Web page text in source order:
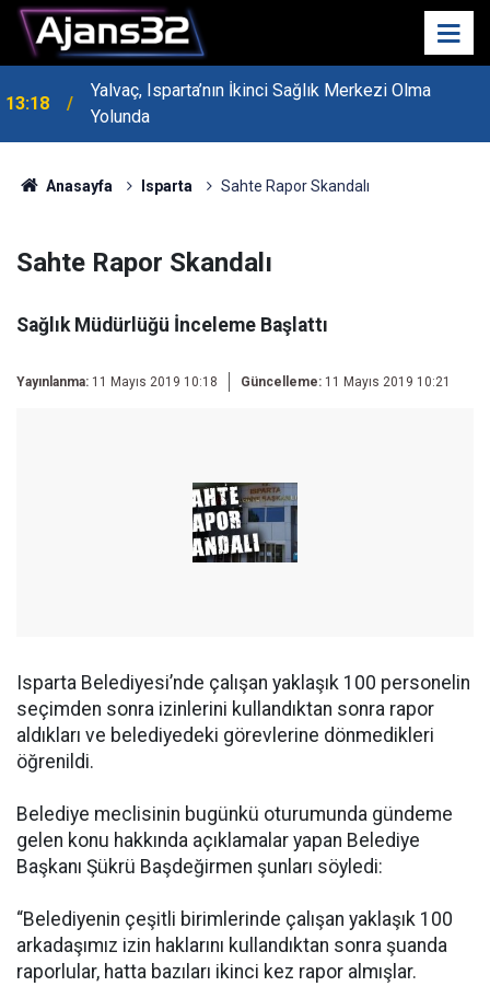
13:18
Yalvaç, Isparta’nın İkinci Sağlık Merkezi Olma
Yolunda
MHP Genel Başkan Yardımcısı Bayraktar Isparta’da
Konuştu
Anasayfa Isparta Sahte Rapor Skandalı
Sahte Rapor Skandalı
Sağlık Müdürlüğü İnceleme Başlattı
Yayınlanma: 11 Mayıs 2019 10:18 Güncelleme: 11 Mayıs 2019 10:21
Isparta Belediyesi’nde çalışan yaklaşık 100 personelin
seçimden sonra izinlerini kullandıktan sonra rapor
aldıkları ve belediyedeki görevlerine dönmedikleri
öğrenildi.
Belediye meclisinin bugünkü oturumunda gündeme
gelen konu hakkında açıklamalar yapan Belediye
Başkanı Şükrü Başdeğirmen şunları söyledi:
“Belediyenin çeşitli birimlerinde çalışan yaklaşık 100
arkadaşımız izin haklarını kullandıktan sonra şuanda
raporlular, hatta bazıları ikinci kez rapor almışlar.